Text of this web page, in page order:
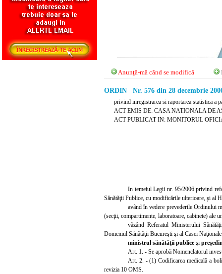
Anunţă-mă când se modifică
ORDIN Nr. 576 din 28 decembrie
privind inregistrarea si raportarea statistica a
ACT EMIS DE: CASA NATIONALA DE
ACT PUBLICAT IN: MONITORUL
In temeiul Legii nr. 95/2006 privind
Sănătăţii Publice, cu modificările ulterioare, şi al
având în vedere prevederile Ordinului
(secţii, compartimente, laboratoare, cabinete) ale
văzând Referatul Ministerului
Domeniul Sănătăţii Bucureşti şi al Casei
ministrul sănătăţii publice şi
Art. 1. - Se aprobă Nomenclatorul
Art. 2. - (1) Codificarea medicală a
revizia 10 OMS.